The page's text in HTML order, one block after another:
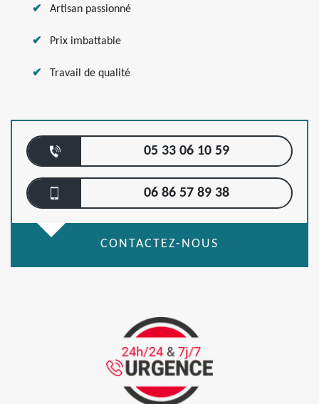
Artisan passionné
Prix imbattable
Travail de qualité
05 33 06 10 59
06 86 57 89 38
CONTACTEZ-NOUS